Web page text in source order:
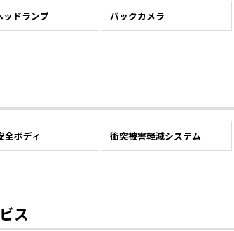
ッドランプ バックカメラ
全ボディ 衝突被害軽減システム
ス